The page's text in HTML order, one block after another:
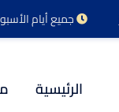
جميع أيام الأسبوع في
الرئيسية